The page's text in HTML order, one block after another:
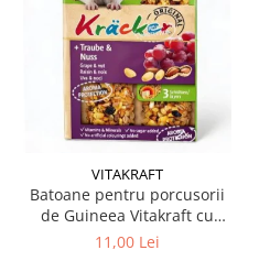
VITAKRAFT
Batoane pentru porcusorii
de Guineea Vitakraft cu
struguri & nuci 2 buc
11,00 Lei